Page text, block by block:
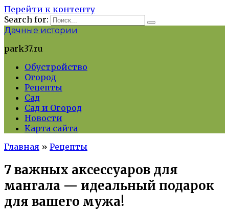
Перейти к контенту
Search for:
Дачные истории
park37.ru
Обустройство
Огород
Рецепты
Сад
Сад и Огород
Новости
Карта сайта
Главная » Рецепты
7 важных аксессуаров для
мангала — идеальный подарок
для вашего мужа!